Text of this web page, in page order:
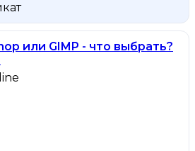
или GIMP - что выбрать?